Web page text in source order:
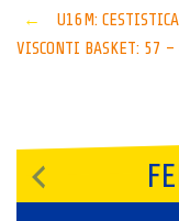
Post
←
U16M:
VISCONTI BASKET: 57 –